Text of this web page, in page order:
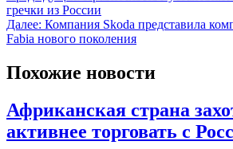
гречки из России
Далее: Компания Skoda представила
Fabia нового поколения
Похожие новости
Африканская страна
активнее торговать с